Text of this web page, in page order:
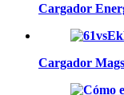
Cargador
Cargador